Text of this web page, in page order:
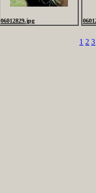
06012829.jpg
1 2 3